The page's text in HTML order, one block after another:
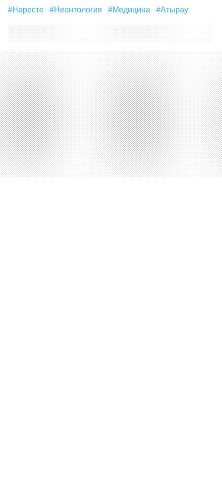
БӨЛІСУ
#нәресте #неонтология #медицина #Атырау